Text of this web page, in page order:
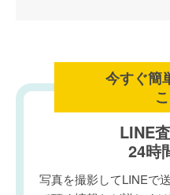
今すぐ簡
LINE
24時
写真を撮影してLINEで